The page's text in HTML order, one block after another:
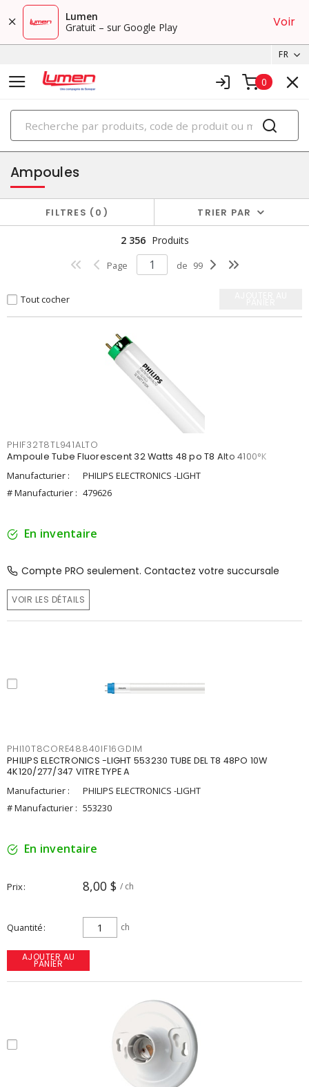
Lumen
Gratuit – sur Google Play
Voir
FR
0
PRODUITS
éclairage
Ampoules
FILTRES 0 TRIER PAR
2 356 Produits
Page de 99
Tout cocher
PHIF32T8TL941ALTO
Ampoule Tube Fluorescent 32 Watts 48 po T8 Alto 4100°K
Manufacturier :
PHILIPS ELECTRONICS -LIGHT
# Manufacturier : 479626
En inventaire
Compte PRO seulement. Contactez votre succursale
VOIR LES DÉTAILS
PHI10T8CORE48840IF16GDIM
PHILIPS ELECTRONICS -LIGHT 553230 TUBE DEL T8 48PO 10W
4K120/277/347 VITRE TYPE A
Manufacturier :
PHILIPS ELECTRONICS -LIGHT
# Manufacturier : 553230
En inventaire
Prix 8,00 $ / ch
Quantité ch
AJOUTER AU
PANIER